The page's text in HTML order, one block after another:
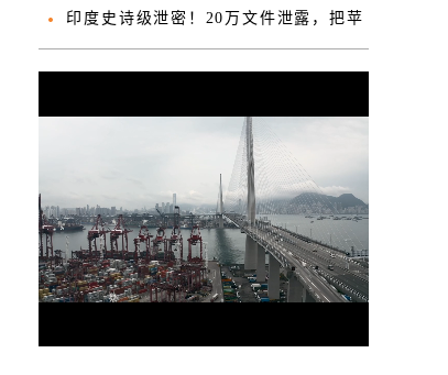
合法转移！
印度史诗级泄密！20万文件泄露，把苹
果扒得一丝不挂